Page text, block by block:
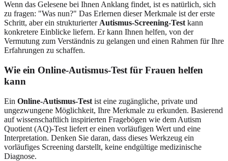
Wenn das Gelesene bei Ihnen Anklang findet, ist es natürlich, sich
zu fragen: "Was nun?" Das Erlernen dieser Merkmale ist der erste
Schritt, aber ein strukturierter Autismus-Screening-Test kann
konkretere Einblicke liefern. Er kann Ihnen helfen, von der
Vermutung zum Verständnis zu gelangen und einen Rahmen für Ihre
Erfahrungen zu schaffen.
Wie ein Online-Autismus-Test für Frauen helfen
kann
Ein Online-Autismus-Test ist eine zugängliche, private und
ungezwungene Möglichkeit, Ihre Merkmale zu erkunden. Basierend
auf wissenschaftlich inspirierten Fragebögen wie dem Autism
Quotient (AQ)-Test liefert er einen vorläufigen Wert und eine
Interpretation. Denken Sie daran, dass dieses Werkzeug ein
vorläufiges Screening darstellt, keine endgültige medizinische
Diagnose.